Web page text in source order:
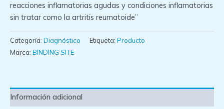
reacciones inflamatorias agudas y condiciones inflamatorias
sin tratar como la artritis reumatoide”
Categoría: Diagnóstico Etiqueta: Producto
Marca: BINDING SITE
Información adicional